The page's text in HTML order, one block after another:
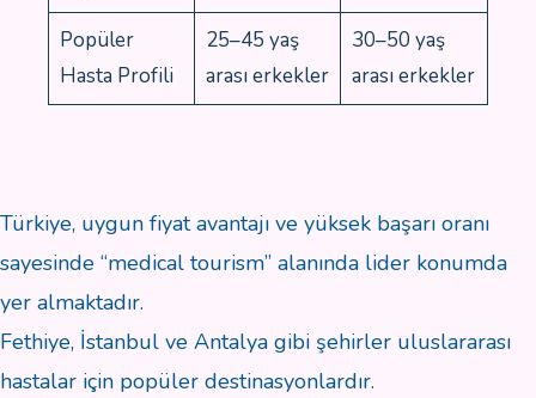
Popüler
Hasta Profili
25–45 yaş
arası erkekler
30–50 yaş
arası erkekler
Türkiye, uygun fiyat avantajı ve yüksek başarı oranı
sayesinde “medical tourism” alanında lider konumda
yer almaktadır.
Fethiye, İstanbul ve Antalya gibi şehirler uluslararası
hastalar için popüler destinasyonlardır.